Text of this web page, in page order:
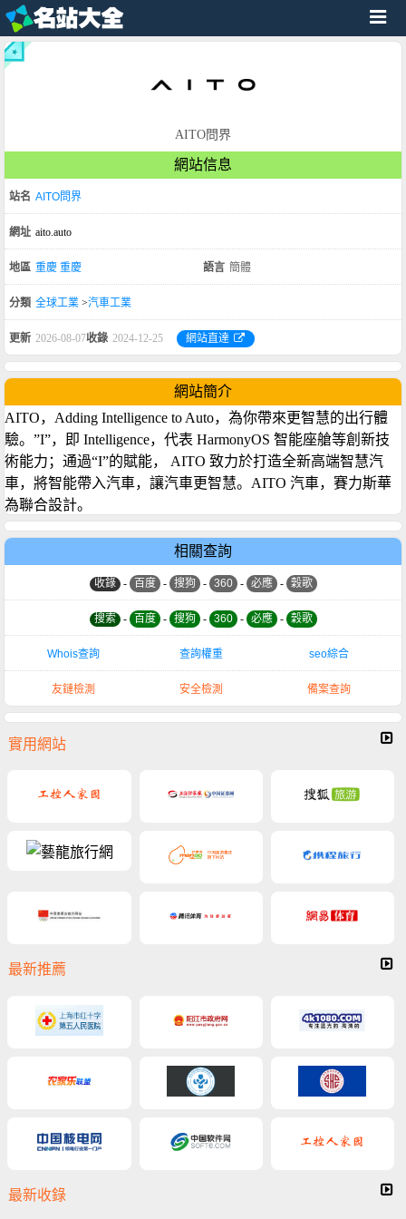
AITO問界
網站信息
站名 AITO問界
網址 aito.auto
地區 重慶 重慶 語言 簡體
分類 全球工業 >汽車工業
更新 2026-08-07收錄 2024-12-25 網站直達
網站簡介
AITO，Adding Intelligence to Auto，為你帶來更智慧的出行體
驗。”I”，即 Intelligence，代表 HarmonyOS 智能座艙等創新技
術能力；通過“I”的賦能， AITO 致力於打造全新高端智慧汽
車，將智能帶入汽車，讓汽車更智慧。AITO 汽車，賽力斯華
為聯合設計。
相關查詢
收錄 - 百度 - 搜狗 - 360 - 必應 - 穀歌
搜索 - 百度 - 搜狗 - 360 - 必應 - 穀歌
Whois查詢 查詢權重 seo綜合
友鏈檢測 安全檢測 備案查詢
實用網站
最新推薦
最新收錄